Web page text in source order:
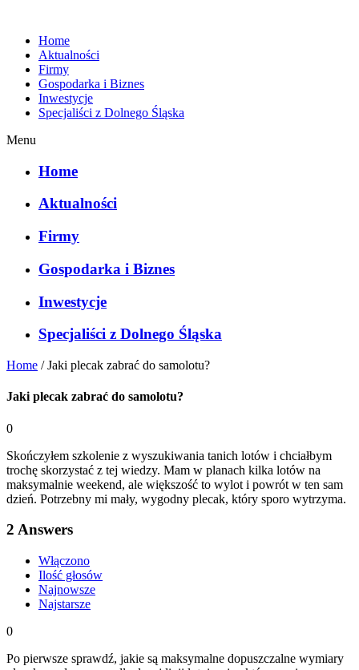
Home
Aktualności
Firmy
Gospodarka i Biznes
Inwestycje
Specjaliści z Dolnego Śląska
Menu
Home
Aktualności
Firmy
Gospodarka i Biznes
Inwestycje
Specjaliści z Dolnego Śląska
Home /Jaki plecak zabrać do samolotu?
Jaki plecak zabrać do samolotu?
0
Skończyłem szkolenie z wyszukiwania tanich lotów i chciałbym
trochę skorzystać z tej wiedzy. Mam w planach kilka lotów na
maksymalnie weekend, ale większość to wylot i powrót w ten sam
dzień. Potrzebny mi mały, wygodny plecak, który sporo wytrzyma.
2 Answers
Włączono
Ilość głosów
Najnowsze
Najstarsze
0
Po pierwsze sprawdź, jakie są maksymalne dopuszczalne wymiary